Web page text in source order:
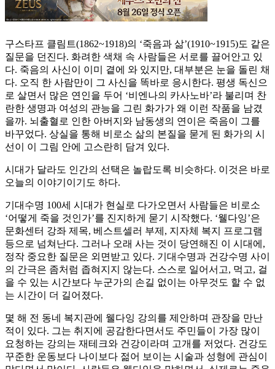
구스타프 클림트(1862~1918)의 ‘죽음과 삶’(1910~1915)도 같은
질문을 던진다. 화려한 색채 속 사람들은 서로를 끌어안고 있
다. 죽음의 사신이 이미 곁에 와 있지만, 대부분은 눈을 돌린 채
다. 오직 한 사람만이 그 사신을 똑바로 응시한다. 평생 독신으
로 살면서 많은 연인을 두어 ‘비엔나의 카사노바’라 불리며 찬
란한 생명과 여성의 관능을 그린 화가가 왜 이런 작품을 남겼
을까. 뇌출혈로 인한 아버지와 남동생의 연이은 죽음이 그를
바꾸었다. 상실을 통해 비로소 삶의 본질을 묻게 된 화가의 시
선이 이 그림 안에 고스란히 담겨 있다.
시대가 달라도 인간의 선택은 놀랍도록 비슷하다. 이것은 바로
오늘의 이야기이기도 하다.
기대수명 100세 시대가 현실로 다가오면서 사람들은 비로소
‘어떻게 죽을 것인가’를 진지하게 묻기 시작했다. ‘웰다잉’은
문화센터 강좌 제목, 베스트셀러 부제, 지자체 복지 프로그램
등으로 넘쳐난다. 그러나 오래 사는 것이 당연해진 이 시대에,
정작 중요한 질문은 외면받고 있다. 기대수명과 건강수명 사이
의 간극은 좀처럼 좁혀지지 않는다. 스스로 일어서고, 먹고, 걸
을 수 있는 시간보다 누군가의 손길 없이는 아무것도 할 수 없
는 시간이 더 길어졌다.
몇 해 전 동네 복지관에 웰다잉 강의를 제안하며 관장을 만난
적이 있다. 그는 취지에 공감한다면서도 주민들이 가장 많이
요청하는 강의는 재테크와 건강이라며 고개를 저었다. 건강도
꾸준한 운동보다 나이보다 젊어 보이는 시술과 성형에 관심이